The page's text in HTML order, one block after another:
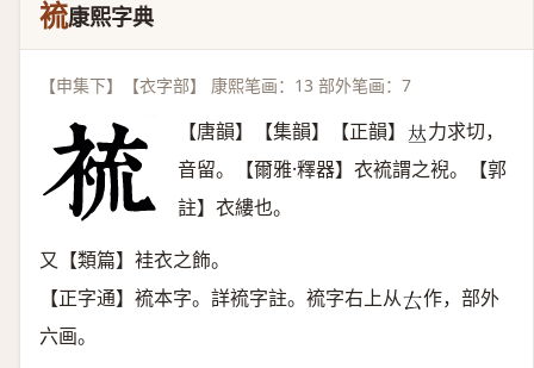
裗康熙字典
【申集下】【衣字部】 康熙笔画：13 部外笔画：7
【唐韻】【集韻】【正韻】 𠀤力求切，
音留。【爾雅·釋器】衣裗謂之䘽。【郭
註】衣縷也。
又【類篇】袿衣之飾。
【正字通】裗本字。詳裗字註。裗字右上从𠫓作，部外
六画。